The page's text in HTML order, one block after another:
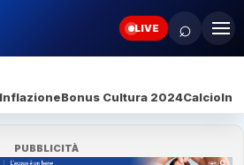
LIVE ⌕
InflazioneBonus Cultura 2024Calcio
PUBBLICITÀ